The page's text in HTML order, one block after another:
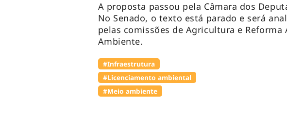
A proposta passou pela Câmara dos
No Senado, o texto está parado e será
pelas comissões de Agricultura e Reforma
Ambiente.
#Infraestrutura
#Licenciamento ambiental
#Meio ambiente